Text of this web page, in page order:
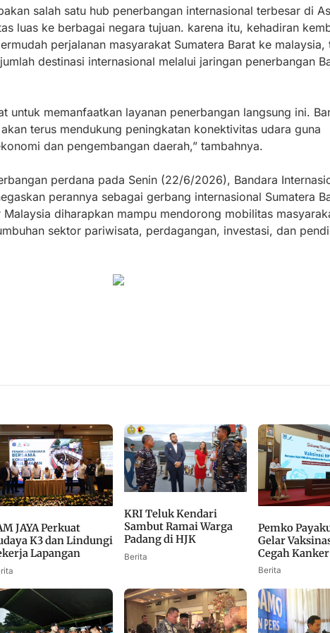
salah satu hub penerbangan internasional terbesar di
luas ke berbagai negara tujuan. karena itu, kehadiran
perjalanan masyarakat Sumatera Barat ke malaysia,
destinasi internasional melalui jaringan penerbangan
untuk memanfaatkan layanan penerbangan langsung ini.
terus mendukung peningkatan konektivitas udara guna
dan pengembangan daerah,” tambahnya.
perdana pada Senin (22/6/2026), Bandara
perannya sebagai gerbang internasional Sumatera
diharapkan mampu mendorong mobilitas
sektor pariwisata, perdagangan, investasi, dan
JAYA Perkuat
K3 dan Lindungi
Lapangan
KRI Teluk Kendari
Sambut Ramai Warga
Padang di HJK
Berita
Pemko
Gelar
Cegah
Berita